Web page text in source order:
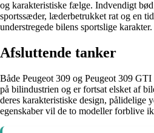
og karakteristiske fælge. Indvendigt
sportssæder, læderbetrukket rat og en
understregede bilens sportslige karakter.
Afsluttende tanker
Både Peugeot 309 og Peugeot 309
på bilindustrien og er fortsat elsket af
deres karakteristiske design, pålidelige
egenskaber vil de to modeller forblive